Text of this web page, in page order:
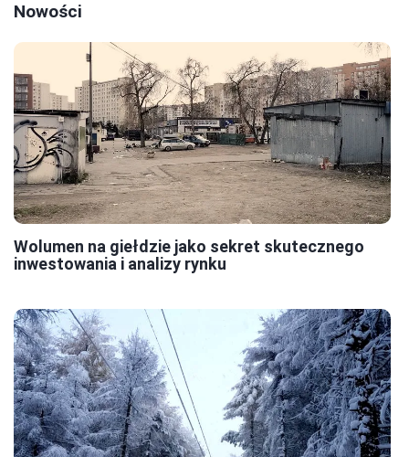
Nowości
Wolumen na giełdzie jako sekret skutecznego
inwestowania i analizy rynku